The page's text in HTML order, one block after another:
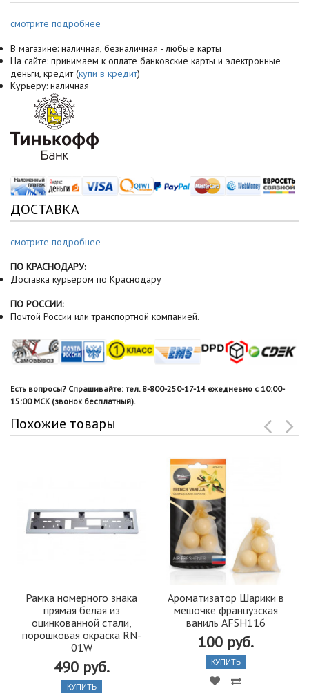
смотрите подробнее
В магазине: наличная, безналичная - любые карты
На сайте: принимаем к оплате банковские карты и электронные
деньги, кредит (купи в кредит)
Курьеру: наличная
ДОСТАВКА
смотрите подробнее
ПО КРАСНОДАРУ:
Доставка курьером по Краснодару
ПО РОССИИ:
Почтой России или транспортной компанией.
Есть вопросы? Спрашивайте: тел. 8-800-250-17-14 ежедневно с 10:00-
15:00 МСК (звонок бесплатный).
Похожие товары
Рамка номерного знака
прямая белая из
оцинкованной стали,
порошковая окраска RN-
01W
490 руб.
КУПИТЬ
Ароматизатор Шарики в
мешочке французская
ваниль AFSH116
100 руб.
КУПИТЬ